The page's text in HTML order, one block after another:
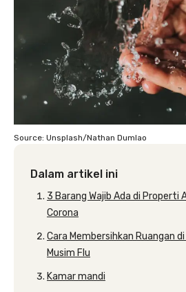
Source: Unsplash/Nathan Dumlao
Dalam artikel ini
3 Barang Wajib Ada di Properti
Corona
Cara Membersihkan Ruangan
Musim Flu
Kamar mandi